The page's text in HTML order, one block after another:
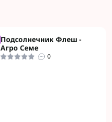
Подсолнечник Флеш -
Агро Семе
0